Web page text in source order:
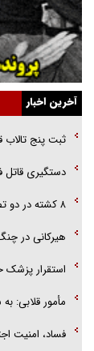
اهل خدمت بی‌منت
جزئیات
پلیس
آخرین اخبار
ثبت پنج
دستگیری قاتل
۸ کشته در دو تصادف شب گذشته
هیرکانی در
‌استقرار پزشک خانواده در ۶۴
مأمور قلابی:
فساد، امنیت